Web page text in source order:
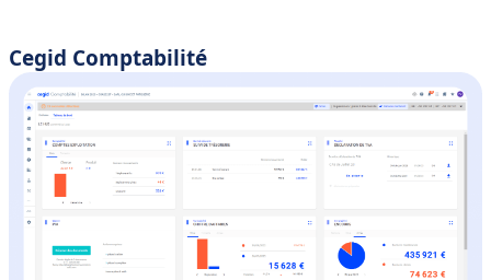
Cegid Comptabilité